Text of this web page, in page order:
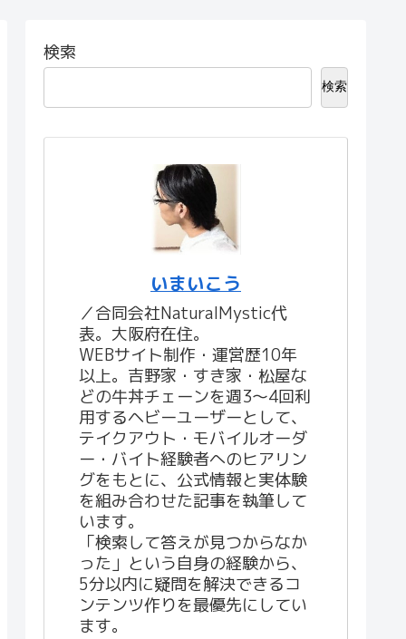
検索
検索
いまいこう
／合同会社NaturalMystic代
表。大阪府在住。
WEBサイト制作・運営歴10年
以上。吉野家・すき家・松屋な
どの牛丼チェーンを週3〜4回利
用するヘビーユーザーとして、
テイクアウト・モバイルオーダ
ー・バイト経験者へのヒアリン
グをもとに、公式情報と実体験
を組み合わせた記事を執筆して
います。
「検索して答えが見つからなか
った」という自身の経験から、
5分以内に疑問を解決できるコ
ンテンツ作りを最優先にしてい
ます。